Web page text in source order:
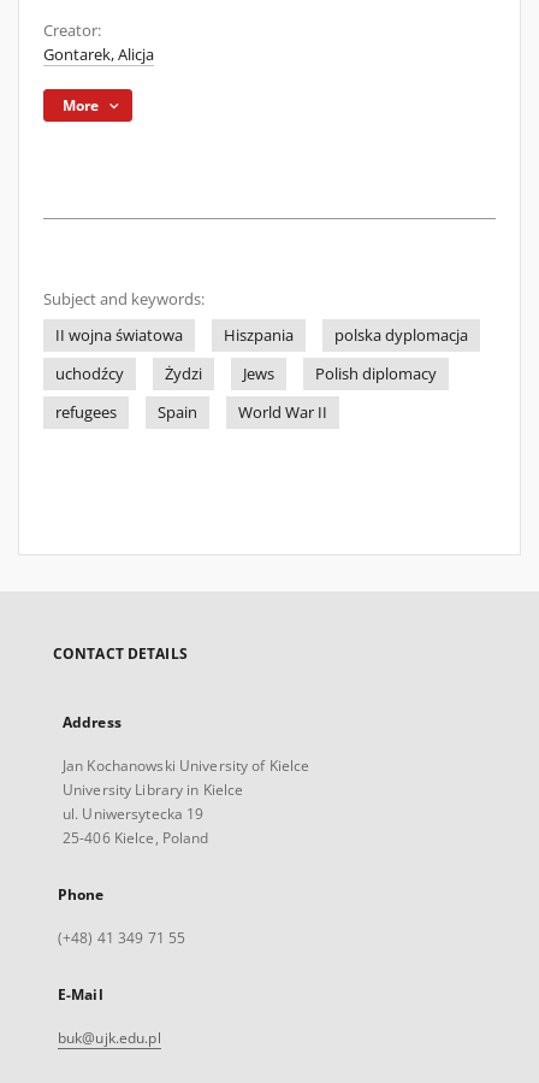
Creator:
Gontarek, Alicja
More
Subject and keywords:
II wojna światowa
Hiszpania
polska dyplomacja
uchodźcy
Żydzi Jews
Polish diplomacy
refugees
Spain World War II
CONTACT DETAILS
Address
Jan Kochanowski University of Kielce
University Library in Kielce
ul. Uniwersytecka 19
25-406 Kielce, Poland
Phone
(+48) 41 349 71 55
E-Mail
buk@ujk.edu.pl